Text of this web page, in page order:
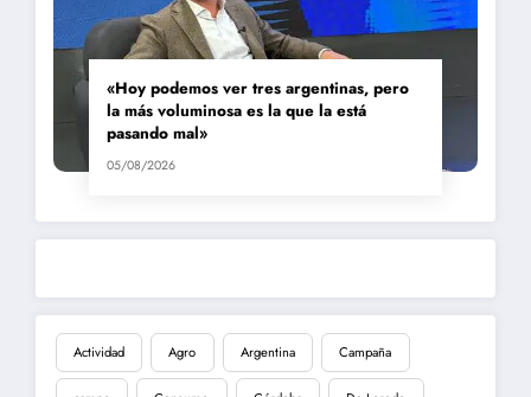
«Hoy podemos ver tres argentinas, pero
la más voluminosa es la que la está
pasando mal»
05/08/2026
Actividad Agro Argentina Campaña